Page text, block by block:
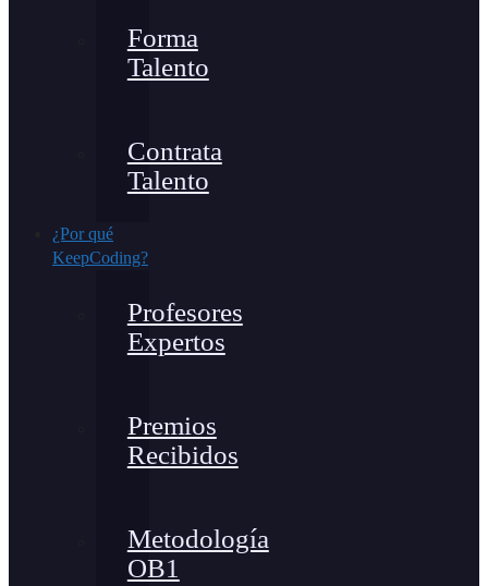
Forma
Talento
Contrata
Talento
¿Por qué
KeepCoding?
Profesores
Expertos
Premios
Recibidos
Metodología
OB1